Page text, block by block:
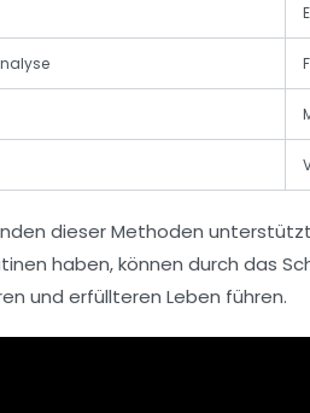
dieser Methoden
haben, können durch das
und erfüllteren Leben führen.